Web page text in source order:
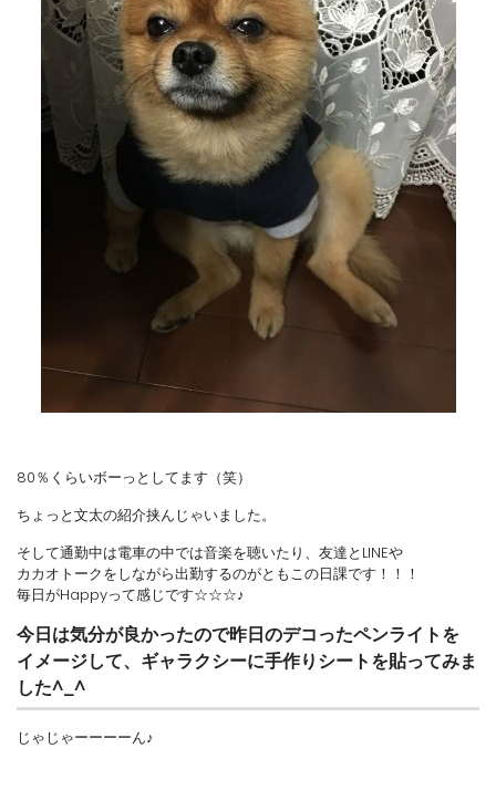
80％くらいボーっとしてます（笑）
ちょっと文太の紹介挟んじゃいました。
そして通勤中は電車の中では音楽を聴いたり、友達とLINEや
カカオトークをしながら出勤するのがともこの日課です！！！
毎日がHappyって感じです☆☆☆♪
今日は気分が良かったので昨日のデコったペンライトを
イメージして、ギャラクシーに手作りシートを貼ってみま
した^_^
じゃじゃーーーーん♪